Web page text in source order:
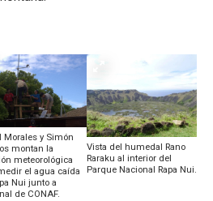
Morales y Simón
montan la
meteorológica
el agua caída
Nui junto a
de CONAF.
Vista del humedal Rano
Raraku al interior del
Parque Nacional Rapa Nui.